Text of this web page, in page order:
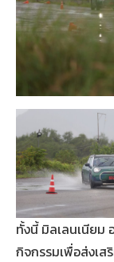
ทั้งนี้ มิลเลนเนียม
กิจกรรมเพื่อส่งเ